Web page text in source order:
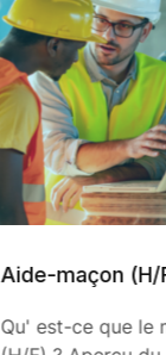
Qu'